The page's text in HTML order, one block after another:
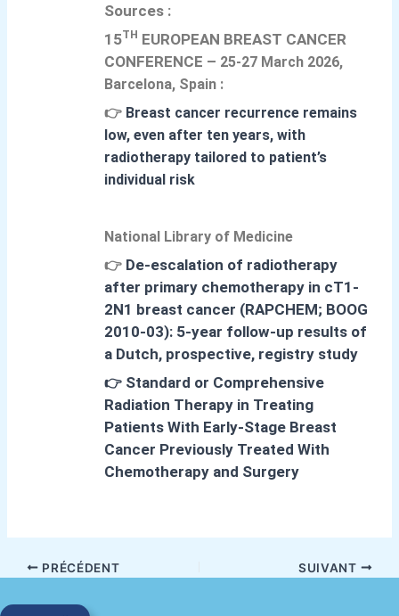
Sources :
15TH EUROPEAN BREAST CANCER
CONFERENCE – 25-27 March 2026,
Barcelona, Spain :
👉 Breast cancer recurrence remains
low, even after ten years, with
radiotherapy tailored to patient’s
individual risk
National Library of Medicine
👉 De-escalation of radiotherapy
after primary chemotherapy in cT1-
2N1 breast cancer (RAPCHEM; BOOG
2010-03): 5-year follow-up results of
a Dutch, prospective, registry study
👉 Standard or Comprehensive
Radiation Therapy in Treating
Patients With Early-Stage Breast
Cancer Previously Treated With
Chemotherapy and Surgery
PRÉCÉDENT SUIVANT